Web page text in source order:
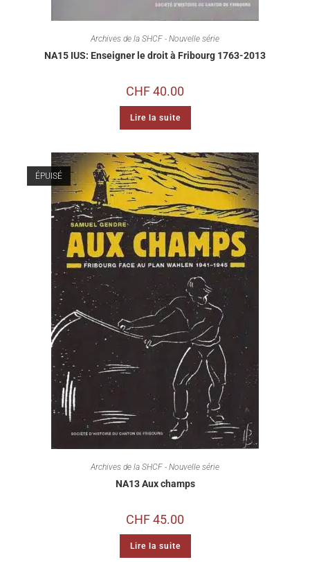
Archives de la SHCF - Nouvelle série
NA15 IUS: Enseigner le droit à Fribourg 1763-2013
CHF40.00
Lire la suite
ÉPUISÉ
Archives de la SHCF - Nouvelle série
NA13 Aux champs
CHF45.00
Lire la suite